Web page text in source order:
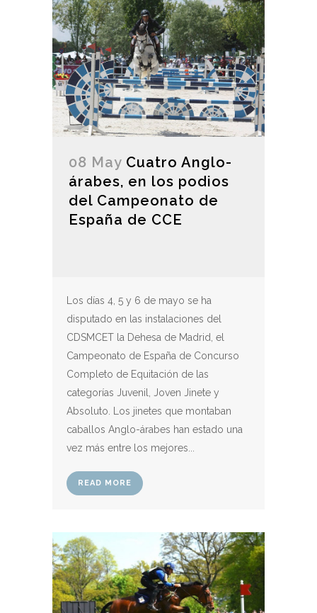
08 May Cuatro Anglo-
árabes, en los podios
del Campeonato de
España de CCE
Los días 4, 5 y 6 de mayo se ha
disputado en las instalaciones del
CDSMCET la Dehesa de Madrid, el
Campeonato de España de Concurso
Completo de Equitación de las
categorías Juvenil, Joven Jinete y
Absoluto. Los jinetes que montaban
caballos Anglo-árabes han estado una
vez más entre los mejores...
READ MORE